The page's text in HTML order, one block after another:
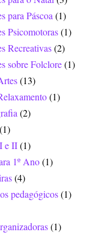
para Páscoa (1)
Psicomotoras(1)
Recreativas(2)
sobre Folclore(1)
(13)
(1)
(2)
(1)
e II(1)
1º Ano(1)
(4)
pedagógicos(1)
(1)